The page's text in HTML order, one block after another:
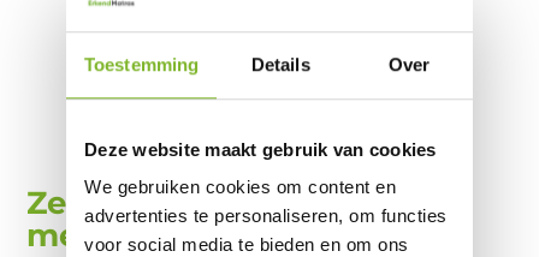
Toestemming Details Over
Deze website maakt gebruik van cookies
We gebruiken cookies om content en
advertenties te personaliseren, om functies
voor social media te bieden en om ons
Zeer geschikt voor mensen
met: